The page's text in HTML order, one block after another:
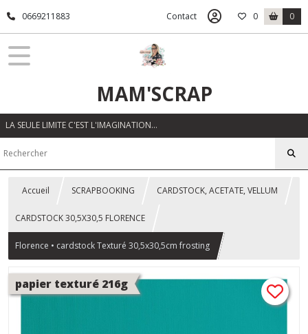
0669211883 Contact 0 0
MAM'SCRAP
LA SEULE LIMITE C'EST L'IMAGINATION…
Accueil SCRAPBOOKING CARDSTOCK, ACETATE, VELLUM
CARDSTOCK 30,5X30,5 FLORENCE
Florence • cardstock Texturé 30,5x30,5cm frosting
papier texturé 216g